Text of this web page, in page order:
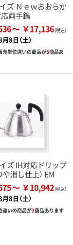
ズ Ｎｅｗおおらか
両手鍋
￥17,136
月8日（土）
売単位違いの商品が5商品あ
ズ IH対応ドリップ
や消し仕上） EM
￥10,942
月8日（土）
違いの商品が3商品あります